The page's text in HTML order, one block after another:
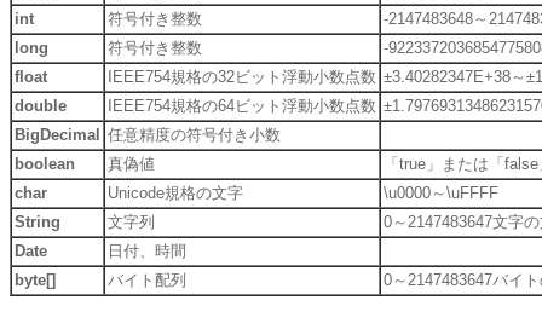
int
符号付き整数
-2147483648～
long
符号付き整数
-
float
IEEE754規格の32ビット浮動小数点数 ±3.40282347E+38～
double
IEEE754規格の64ビット浮動小数点数
BigDecimal 任意精度の符号付き小数
boolean
真偽値
「true」または「false
char
Unicode規格の文字
\u0000～\uFFFF
String
文字列
0～2147483647文字
Date
日付、時間
byte[]
バイト配列 0～2147483647バイ